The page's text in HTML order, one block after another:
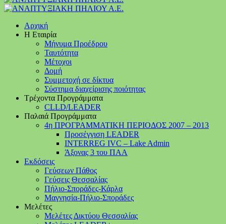
Αρχική
Η Εταιρία
Μήνυμα Προέδρου
Ταυτότητα
Μέτοχοι
Δομή
Συμμετοχή σε δίκτυα
Σύστημα διαχείρισης ποιότητας
Τρέχοντα Προγράμματα
CLLD/LEADER
Παλαιά Προγράμματα
4η ΠΡΟΓΡΑΜΜΑΤΙΚΗ ΠΕΡΙΟΔΟΣ 2007 – 2013
Προσέγγιση LEADER
INTERREG IVC – Lake Admin
Άξονας 3 του ΠΑΑ
Εκδόσεις
Γεύσεων Πάθος
Γεύσεις Θεσσαλίας
Πήλιο-Σποράδες-Κάρλα
Μαγνησία-Πήλιο-Σποράδες
Μελέτες
Μελέτες Δικτύου Θεσσαλίας